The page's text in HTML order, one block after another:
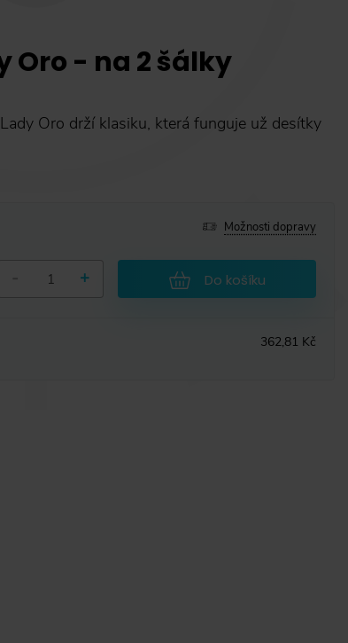
Oro - na 2 šálky
Oro drží klasiku, která funguje už desítky
Možnosti dopravy
+ Do košíku
362,81 Kč